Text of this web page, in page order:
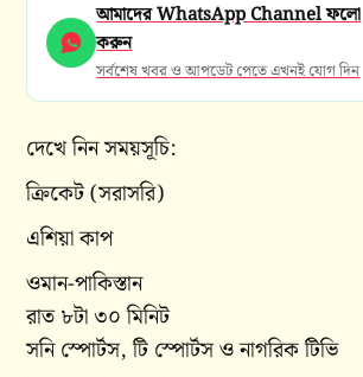
আমাদের WhatsApp Channel ফলো
করুন
সর্বশেষ খবর ও আপডেট পেতে এখনই যোগ দিন
দেখে নিন সময়সূচি:
ক্রিকেট (সরাসরি)
এশিয়া কাপ
ওমান-পাকিস্তান
রাত ৮টা ৩০ মিনিট
সনি স্পোর্টস, টি স্পোর্টস ও নাগরিক টিভি